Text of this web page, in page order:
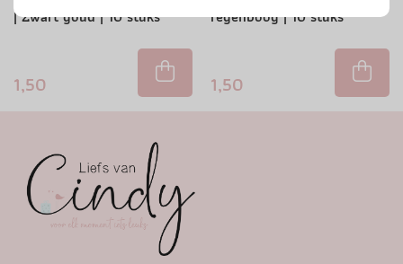
| Zwart goud | 10 stuks
1,50
regenboog | 10 stuks
1,50